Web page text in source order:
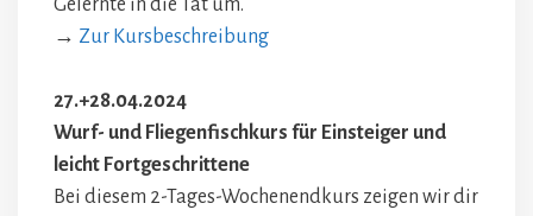
Gelernte in die Tat um.
→ Zur Kursbeschreibung
27.+28.04.2024
Wurf- und Fliegenfischkurs für Einsteiger und
leicht Fortgeschrittene
Bei diesem 2-Tages-Wochenendkurs zeigen wir dir